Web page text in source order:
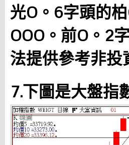
光O。6字頭的
OOO。前O。2
法提供參考非投
7.下圖是大盤指